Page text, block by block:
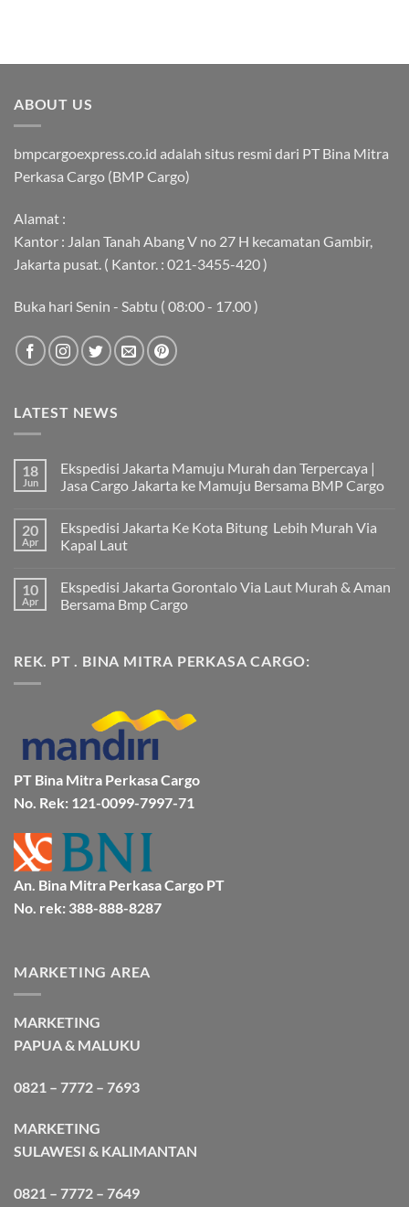
ABOUT US
bmpcargoexpress.co.id adalah situs resmi dari PT Bina Mitra
Perkasa Cargo (BMP Cargo)
Alamat :
Kantor : Jalan Tanah Abang V no 27 H kecamatan Gambir,
Jakarta pusat. ( Kantor. : 021-3455-420 )
Buka hari Senin - Sabtu ( 08:00 - 17.00 )
LATEST NEWS
18
Jun
Ekspedisi Jakarta Mamuju Murah dan Terpercaya |
Jasa Cargo Jakarta ke Mamuju Bersama BMP Cargo
komentar
pada
Ekspedisi
Murah
dan
Terpercaya
Jakarta
ke
20
Apr
Ekspedisi Jakarta Ke Kota Bitung Lebih Murah Via
Kapal Laut
komentar
pada
Ekspedisi
Bitung
Lebih
10
Apr
Ekspedisi Jakarta Gorontalo Via Laut Murah & Aman
Bersama Bmp Cargo
pada
Ekspedisi
&
Aman
Bmp
Cargo
REK. PT . BINA MITRA PERKASA CARGO:
PT Bina Mitra Perkasa Cargo
No. Rek: 121-0099-7997-71
An. Bina Mitra Perkasa Cargo PT
No. rek: 388-888-8287
MARKETING AREA
MARKETING
PAPUA & MALUKU
0821 – 7772 – 7693
MARKETING
SULAWESI & KALIMANTAN
0821 – 7772 – 7649